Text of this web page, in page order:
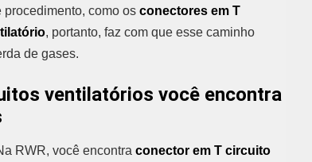
como os conectores em T
, portanto, faz com que esse caminho
de gases.
ventilatórios você encontra
RWR, você encontra conector em T circuito